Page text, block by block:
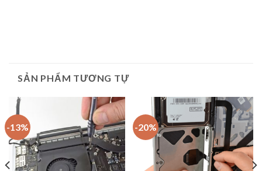
SẢN PHẨM TƯƠNG TỰ
-13% -20%